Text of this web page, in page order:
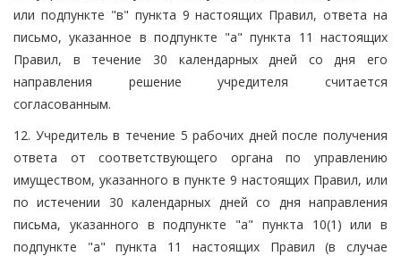
или подпункте "в" пункта 9 настоящих Правил, ответа на
письмо, указанное в подпункте "а" пункта 11 настоящих
Правил, в течение 30 календарных дней со дня его
направления решение учредителя считается
согласованным.
12. Учредитель в течение 5 рабочих дней после получения
ответа от соответствующего органа по управлению
имуществом, указанного в пункте 9 настоящих Правил, или
по истечении 30 календарных дней со дня направления
письма, указанного в подпункте "а" пункта 10(1) или в
подпункте "а" пункта 11 настоящих Правил (в случае